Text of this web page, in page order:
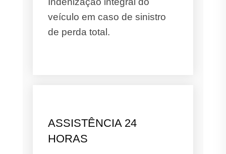
veículo em caso de sinistro
de perda total.
ASSISTÊNCIA 24
HORAS